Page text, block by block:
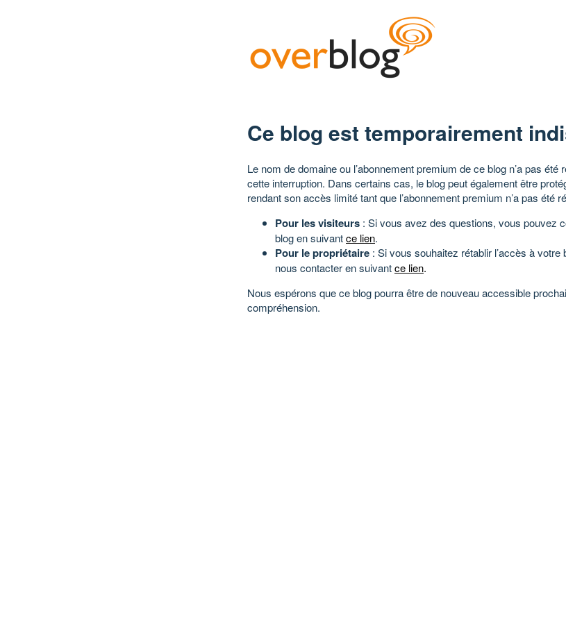
Ce blog est temporairement
Le nom de domaine ou l’abonnement premium de ce blog n’a pas été
cette interruption. Dans certains cas, le blog peut également être
rendant son accès limité tant que l’abonnement premium n’a pas été
Pour les visiteurs : Si vous avez des questions, vous pouvez
blog en suivantce lien.
Pour le propriétaire : Si vous souhaitez rétablir l’accès à
nous contacter en suivantce lien.
Nous espérons que ce blog pourra être de nouveau accessible
compréhension.